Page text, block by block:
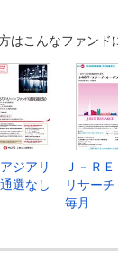
はこんなファンド
ジアリ
選なし
Ｊ－Ｒ
リサーチ
毎月